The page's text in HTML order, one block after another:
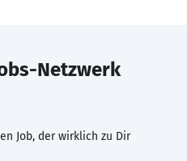
Netzwerk
Job, der wirklich zu Dir